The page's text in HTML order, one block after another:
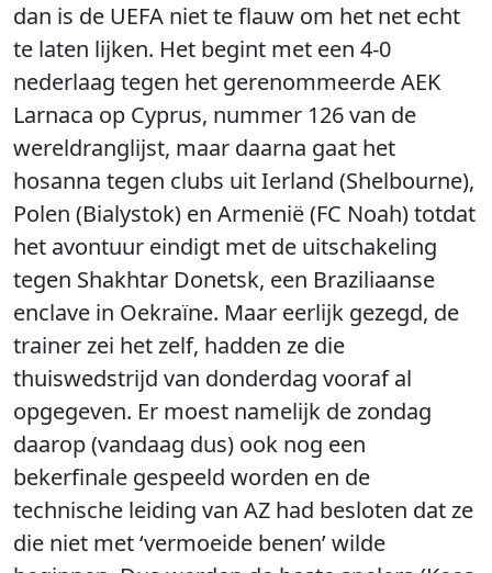
dan is de UEFA niet te flauw om het net echt
te laten lijken. Het begint met een 4-0
nederlaag tegen het gerenommeerde AEK
Larnaca op Cyprus, nummer 126 van de
wereldranglijst, maar daarna gaat het
hosanna tegen clubs uit Ierland (Shelbourne),
Polen (Bialystok) en Armenië (FC Noah) totdat
het avontuur eindigt met de uitschakeling
tegen Shakhtar Donetsk, een Braziliaanse
enclave in Oekraïne. Maar eerlijk gezegd, de
trainer zei het zelf, hadden ze die
thuiswedstrijd van donderdag vooraf al
opgegeven. Er moest namelijk de zondag
daarop (vandaag dus) ook nog een
bekerfinale gespeeld worden en de
technische leiding van AZ had besloten dat ze
die niet met ‘vermoeide benen’ wilde